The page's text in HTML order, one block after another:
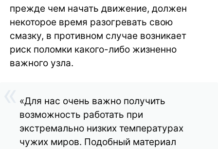
прежде чем начать движение, должен
некоторое время разогревать свою
смазку, в противном случае возникает
риск поломки какого-либо жизненно
важного узла.
«Для нас очень важно получить
возможность работать при
экстремально низких температурах
чужих миров. Подобный материал